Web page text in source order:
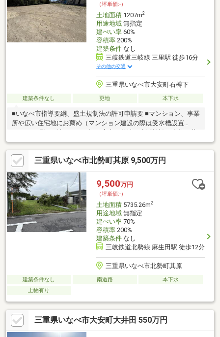
（坪単価:-）
土地面積1207m2
用途地域無指定
建ぺい率60%
容積率200%
建築条件なし
三岐鉄道三岐線 三里駅 徒歩16分
その他の交通
三重県いなべ市大安町石榑下
建築条件なし 更地 本下水
■いなべ市指導要綱、盛土規制法の許可申請要 ■マンション、事業
所や広い住宅地にお薦め（マンション建設の際は受水槽設置
存 ／ ドラッグストア、コンビニが徒歩３分圏内 ／ ミルク
ロードや４２１号線へ直ぐアクセス
三重県いなべ市北勢町其原 9,500万円
9,500万円
（坪単価:-）
土地面積5735.26m2
用途地域無指定
建ぺい率70%
容積率200%
建築条件なし
三岐鉄道北勢線 麻生田駅 徒歩12分
三重県いなべ市北勢町其原
建築条件なし 南道路
本下水
上物有り
三重県いなべ市大安町大井田 550万円